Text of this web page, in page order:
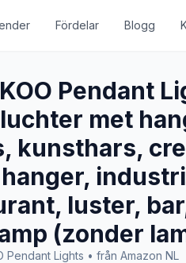
Fördelar Blogg
Pendant
met
kunsthars,
luster,
(zonder
Pendant Lights • från Amazon NL